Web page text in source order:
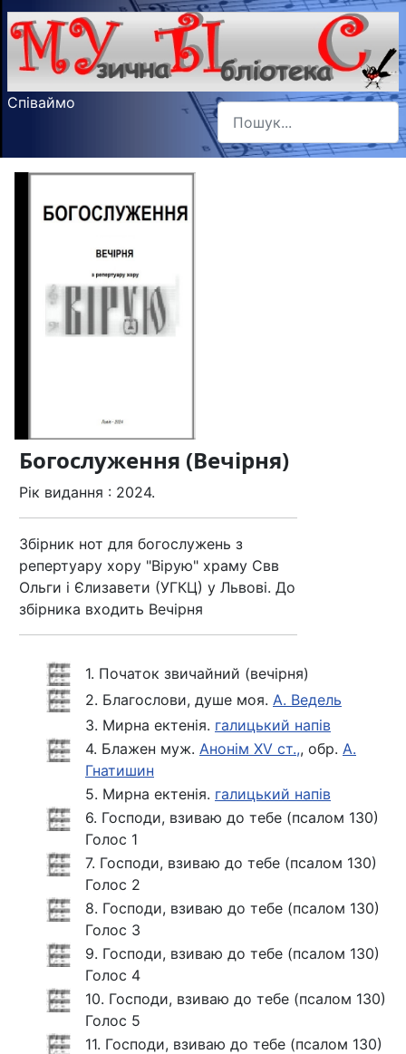
Співаймо Пошук
Type 2 or more characters
Богослуження (Вечірня)
Рік видання : 2024.
Збірник нот для богослужень з
репертуару хору "Вірую" храму Свв
Ольги і Єлизавети (УГКЦ) у Львові. До
збірника входить Вечірня
1. Початок звичайний (вечірня)
2. Благослови, душе моя. А. Ведель
3. Мирна ектенія. галицький напів
4. Блажен муж. Анонім XV ст.,, обр. А.
Гнатишин
5. Мирна ектенія. галицький напів
6. Господи, взиваю до тебе (псалом 130)
Голос 1
7. Господи, взиваю до тебе (псалом 130)
Голос 2
8. Господи, взиваю до тебе (псалом 130)
Голос 3
9. Господи, взиваю до тебе (псалом 130)
Голос 4
10. Господи, взиваю до тебе (псалом 130)
Голос 5
11. Господи, взиваю до тебе (псалом 130)